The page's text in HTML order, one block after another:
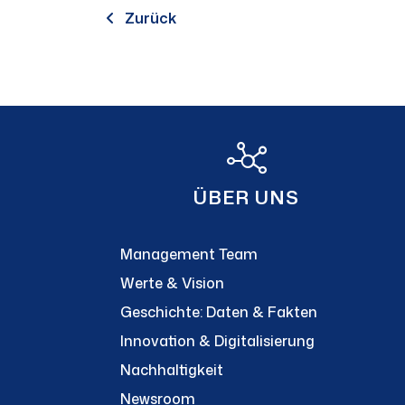
Zurück
ÜBER UNS
Management Team
Werte & Vision
Geschichte: Daten & Fakten
Innovation & Digitalisierung
Nachhaltigkeit
Newsroom